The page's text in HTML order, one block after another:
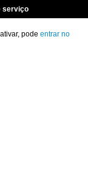
serviço
pode entrar no